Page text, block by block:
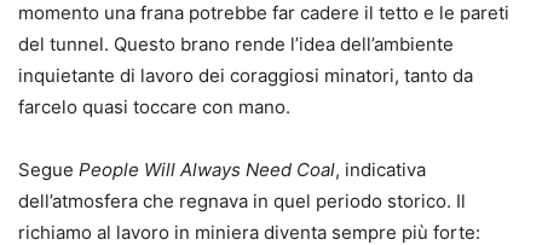
momento una frana potrebbe far cadere il tetto e le pareti
del tunnel. Questo brano rende l’idea dell’ambiente
inquietante di lavoro dei coraggiosi minatori, tanto da
farcelo quasi toccare con mano.
Segue People Will Always Need Coal, indicativa
dell’atmosfera che regnava in quel periodo storico. Il
richiamo al lavoro in miniera diventa sempre più forte: